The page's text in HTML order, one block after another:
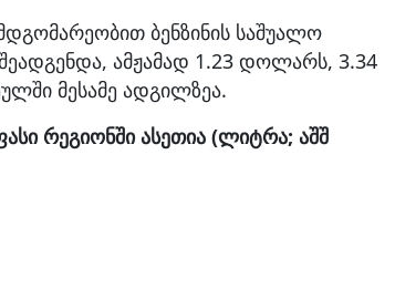
ბენზინის საშუალო
ამჟამად 1.23 დოლარს, 3.34
მესამე ადგილზეა.
რეგიონში ასეთია (ლიტრა; აშშ